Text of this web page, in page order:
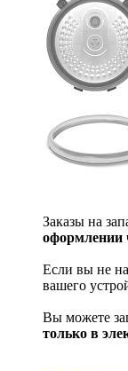
Заказы на
оформлении
Если вы не
вашего
Вы можете
только в